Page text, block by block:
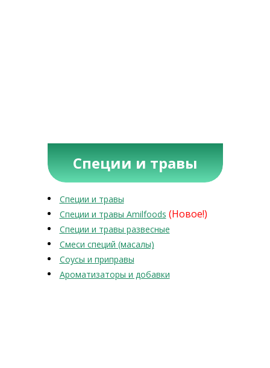
Специи и травы
Специи и травы
Специи и травы Amilfoods (Новое!)
Специи и травы развесные
Смеси специй (масалы)
Соусы и приправы
Ароматизаторы и добавки